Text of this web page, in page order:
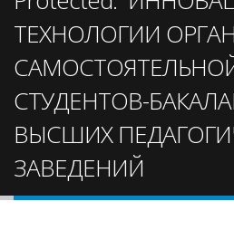
ТЕХНОЛОГИИ
СТУДЕНТОВ-
ВЫСШИХ
ЗАВЕДЕНИЙ